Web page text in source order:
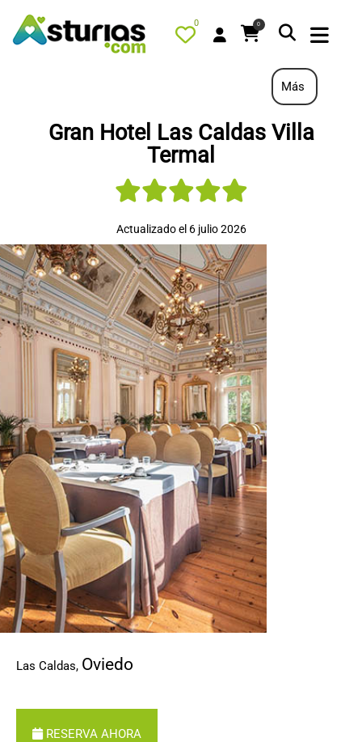
0 0
QUÉ HACER
ALOJAMIENTOS
RESTAURANTES
TURISMO ACTIVO
TIENDA
AGENDA
OFERTAS
CONTACTO
Más
Gran Hotel Las Caldas Villa
Termal
Actualizado el 6 julio 2026
Las Caldas, Oviedo
RESERVA AHORA